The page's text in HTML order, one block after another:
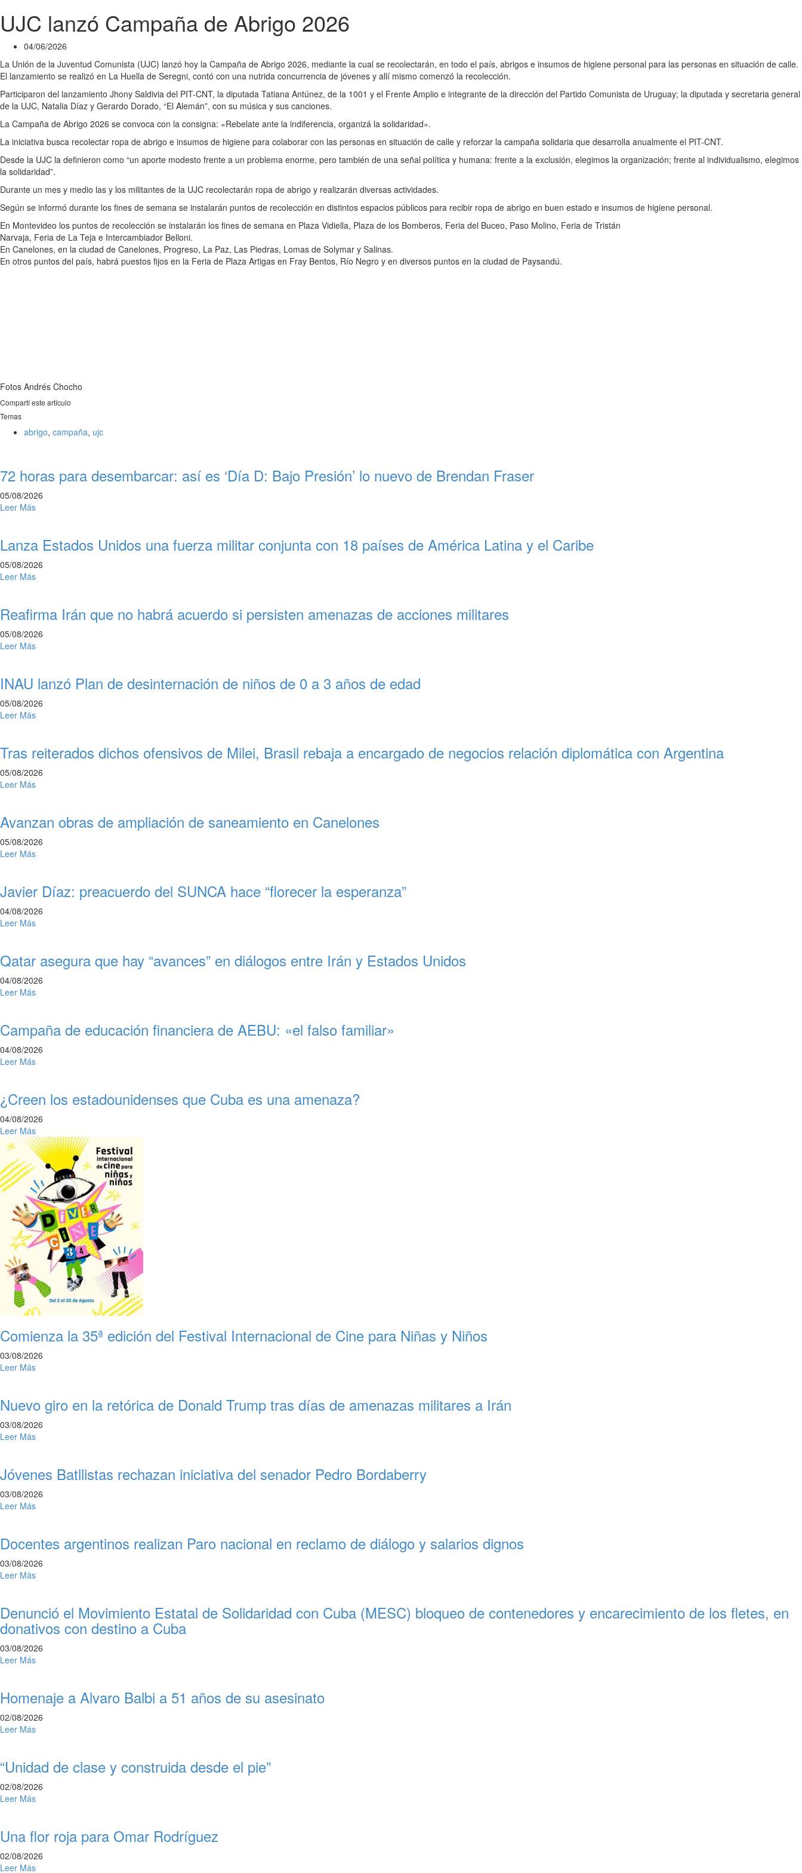
UJC lanzó Campaña de Abrigo 2026
04/06/2026
La Unión de la Juventud Comunista (UJC) lanzó hoy la Campaña de Abrigo 2026, mediante la cual se recolectarán, en todo el país, abrigos e insumos de higiene personal para las personas en situación de calle.
El lanzamiento se realizó en La Huella de Seregni, contó con una nutrida concurrencia de jóvenes y allí mismo comenzó la recolección.
Participaron del lanzamiento Jhony Saldivia del PIT-CNT, la diputada Tatiana Antúnez, de la 1001 y el Frente Amplio e integrante de la dirección del Partido Comunista de Uruguay; la diputada y secretaria general
de la UJC, Natalia Díaz y Gerardo Dorado, “El Alemán”, con su música y sus canciones.
La Campaña de Abrigo 2026 se convoca con la consigna: «Rebelate ante la indiferencia, organizá la solidaridad».
La iniciativa busca recolectar ropa de abrigo e insumos de higiene para colaborar con las personas en situación de calle y reforzar la campaña solidaria que desarrolla anualmente el PIT-CNT.
Desde la UJC la definieron como “un aporte modesto frente a un problema enorme, pero también de una señal política y humana: frente a la exclusión, elegimos la organización; frente al individualismo, elegimos
la solidaridad”.
Durante un mes y medio las y los militantes de la UJC recolectarán ropa de abrigo y realizarán diversas actividades.
Según se informó durante los fines de semana se instalarán puntos de recolección en distintos espacios públicos para recibir ropa de abrigo en buen estado e insumos de higiene personal.
En Montevideo los puntos de recolección se instalarán los fines de semana en Plaza Vidiella, Plaza de los Bomberos, Feria del Buceo, Paso Molino, Feria de Tristán
Narvaja, Feria de La Teja e Intercambiador Belloni.
En Canelones, en la ciudad de Canelones, Progreso, La Paz, Las Piedras, Lomas de Solymar y Salinas.
En otros puntos del país, habrá puestos fijos en la Feria de Plaza Artigas en Fray Bentos, Río Negro y en diversos puntos en la ciudad de Paysandú.
Fotos Andrés Chocho
Compartí este artículo
Temas
abrigo, campaña, ujc
72 horas para desembarcar: así es ‘Día D: Bajo Presión’ lo nuevo de Brendan Fraser
05/08/2026
Leer Más
Lanza Estados Unidos una fuerza militar conjunta con 18 países de América Latina y el Caribe
05/08/2026
Leer Más
Reafirma Irán que no habrá acuerdo si persisten amenazas de acciones militares
05/08/2026
Leer Más
INAU lanzó Plan de desinternación de niños de 0 a 3 años de edad
05/08/2026
Leer Más
Tras reiterados dichos ofensivos de Milei, Brasil rebaja a encargado de negocios relación diplomática con Argentina
05/08/2026
Leer Más
Avanzan obras de ampliación de saneamiento en Canelones
05/08/2026
Leer Más
Javier Díaz: preacuerdo del SUNCA hace “florecer la esperanza”
04/08/2026
Leer Más
Qatar asegura que hay “avances” en diálogos entre Irán y Estados Unidos
04/08/2026
Leer Más
Campaña de educación financiera de AEBU: «el falso familiar»
04/08/2026
Leer Más
¿Creen los estadounidenses que Cuba es una amenaza?
04/08/2026
Leer Más
Comienza la 35ª edición del Festival Internacional de Cine para Niñas y Niños
03/08/2026
Leer Más
Nuevo giro en la retórica de Donald Trump tras días de amenazas militares a Irán
03/08/2026
Leer Más
Jóvenes Batllistas rechazan iniciativa del senador Pedro Bordaberry
03/08/2026
Leer Más
Docentes argentinos realizan Paro nacional en reclamo de diálogo y salarios dignos
03/08/2026
Leer Más
Denunció el Movimiento Estatal de Solidaridad con Cuba (MESC) bloqueo de contenedores y encarecimiento de los fletes, en
donativos con destino a Cuba
03/08/2026
Leer Más
Homenaje a Alvaro Balbi a 51 años de su asesinato
02/08/2026
Leer Más
“Unidad de clase y construida desde el pie”
02/08/2026
Leer Más
Una flor roja para Omar Rodríguez
02/08/2026
Leer Más